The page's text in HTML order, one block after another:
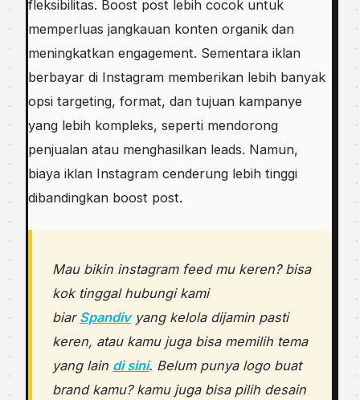
fleksibilitas. Boost post lebih cocok untuk
memperluas jangkauan konten organik dan
meningkatkan engagement. Sementara iklan
berbayar di Instagram memberikan lebih banyak
opsi targeting, format, dan tujuan kampanye
yang lebih kompleks, seperti mendorong
penjualan atau menghasilkan leads. Namun,
biaya iklan Instagram cenderung lebih tinggi
dibandingkan boost post.
Mau bikin instagram feed mu keren? bisa
kok tinggal hubungi kami
biar Spandivyang kelola dijamin pasti
keren, atau kamu juga bisa memilih tema
yang lain di sini. Belum punya logo buat
brand kamu? kamu juga bisa pilih desain